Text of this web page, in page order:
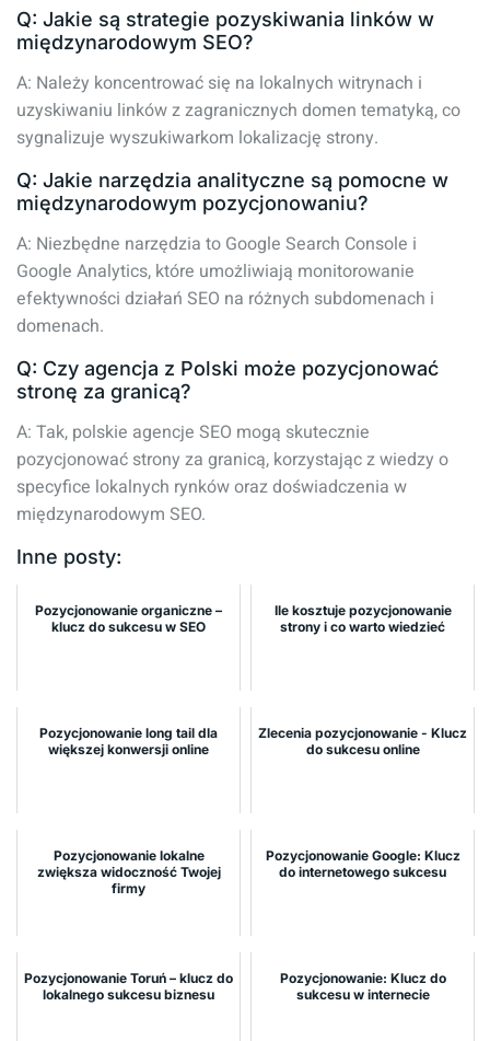
Q: Jakie są strategie pozyskiwania linków w
międzynarodowym SEO?
A: Należy koncentrować się na lokalnych witrynach i
uzyskiwaniu linków z zagranicznych domen tematyką, co
sygnalizuje wyszukiwarkom lokalizację strony.
Q: Jakie narzędzia analityczne są pomocne w
międzynarodowym pozycjonowaniu?
A: Niezbędne narzędzia to Google Search Console i
Google Analytics, które umożliwiają monitorowanie
efektywności działań SEO na różnych subdomenach i
domenach.
Q: Czy agencja z Polski może pozycjonować
stronę za granicą?
A: Tak, polskie agencje SEO mogą skutecznie
pozycjonować strony za granicą, korzystając z wiedzy o
specyfice lokalnych rynków oraz doświadczenia w
międzynarodowym SEO.
Inne posty:
Pozycjonowanie organiczne –
klucz do sukcesu w SEO
Ile kosztuje pozycjonowanie
strony i co warto wiedzieć
Pozycjonowanie long tail dla
większej konwersji online
Zlecenia pozycjonowanie - Klucz
do sukcesu online
Pozycjonowanie lokalne
zwiększa widoczność Twojej
firmy
Pozycjonowanie Google: Klucz
do internetowego sukcesu
Pozycjonowanie Toruń – klucz do
lokalnego sukcesu biznesu
Pozycjonowanie: Klucz do
sukcesu w internecie